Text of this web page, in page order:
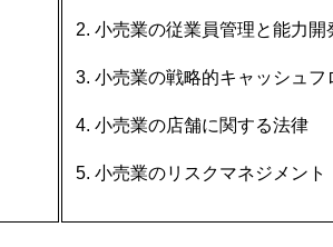
小売業の従業員管理と能力開
小売業の戦略的キャッシュフ
小売業の店舗に関する法律
小売業のリスクマネジメント